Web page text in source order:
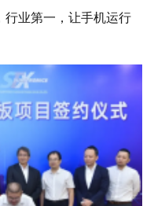
业第一，让手机运行